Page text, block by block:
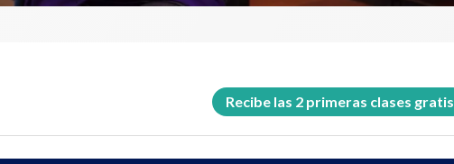
Recibe las 2 primeras clases gratis